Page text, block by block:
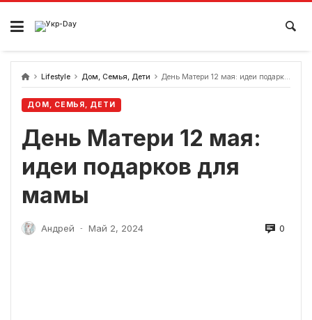
перейти
содержанию
Lifestyle Дом, Семья, Дети День Матери 12 мая: идеи подарков для мамы
ДОМ, СЕМЬЯ, ДЕТИ
День Матери 12 мая:
идеи подарков для
мамы
Андрей - Май 2, 2024 0